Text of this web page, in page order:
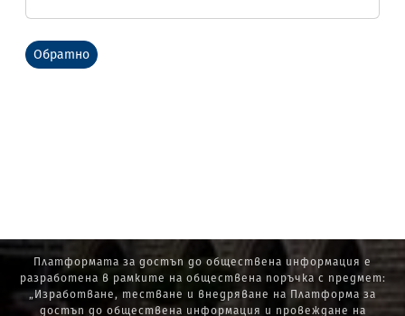
Обратно
Платформата за достъп до обществена информация е
разработена в рамките на обществена поръчка с предмет:
„Изработване, тестване и внедряване на Платформа за
достъп до обществена информация и провеждане на